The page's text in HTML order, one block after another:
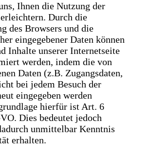
Ihnen die Nutzung der
Durch die
des Browsers und die
eingegebener Daten können
Inhalte unserer Internetseite
werden, indem die von
Daten (z.B. Zugangsdaten,
bei jedem Besuch der
eingegeben werden
hierfür ist Art. 6
Dies bedeutet jedoch
unmittelbar Kenntnis
erhalten.